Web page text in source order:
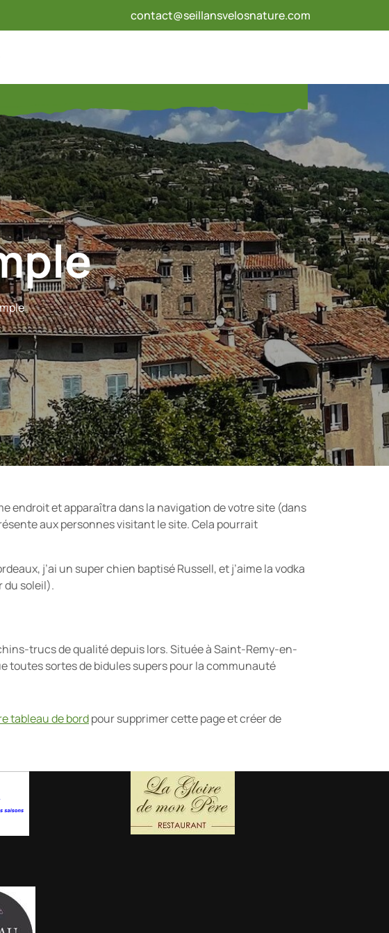
contact@seillansvelosnature.com
endroit et apparaîtra dans la navigation de votre site (dans
aux personnes visitant le site. Cela pourrait
j’ai un super chien baptisé Russell, et j’aime la vodka
du soleil).
trucs de qualité depuis lors. Située à Saint-Remy-en-
toutes sortes de bidules supers pour la communauté
tableau de bordpour supprimer cette page et créer de